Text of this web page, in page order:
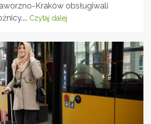
Kraków obsługiwali
Czytaj dalej